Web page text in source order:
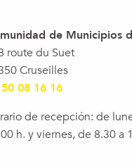
de Municipios
route du Suet
Cruseilles
08 16 16
de recepción: de
h. y viernes, de 8.30 a